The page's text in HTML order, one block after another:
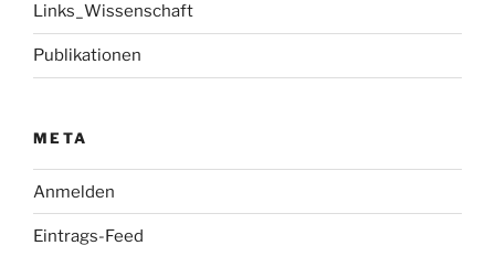
Links_Wissenschaft
Publikationen
META
Anmelden
Eintrags-Feed